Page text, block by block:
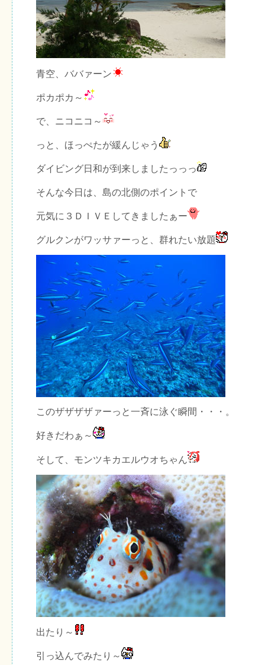
青空、ババァーン
ポカポカ～
で、ニコニコ～
っと、ほっぺたが緩んじゃう
ダイビング日和が到来しましたっっっ
そんな今日は、島の北側のポイントで
元気に３ＤＩＶＥしてきましたぁー
グルクンがワッサァーっと、群れたい放題
このザザザザァーっと一斉に泳ぐ瞬間・・・。
好きだわぁ～
そして、モンツキカエルウオちゃん
出たり～
引っ込んでみたり～